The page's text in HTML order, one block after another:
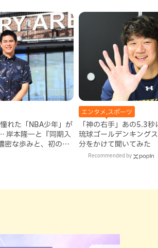
れた「NBA少年」が
岸本隆一と『同期入
密な歩みと、初のう
エンタメ,スポーツ
「神の右手」あの5.3
琉球ゴールデンキング
分をかけて聞いてみた
Recommended by